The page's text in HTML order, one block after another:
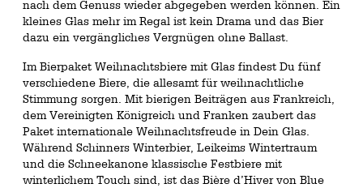
nach dem Genuss wieder abgegeben werden können. Ein
kleines Glas mehr im Regal ist kein Drama und das Bier
dazu ein vergängliches Vergnügen ohne Ballast.
Im Bierpaket Weihnachtsbiere mit Glas findest Du fünf
verschiedene Biere, die allesamt für weihnachtliche
Stimmung sorgen. Mit bierigen Beiträgen aus Frankreich,
dem Vereinigten Königreich und Franken zaubert das
Paket internationale Weihnachtsfreude in Dein Glas.
Während Schinners Winterbier, Leikeims Wintertraum
und die Schneekanone klassische Festbiere mit
winterlichem Touch sind, ist das Bière d’Hiver von Blue